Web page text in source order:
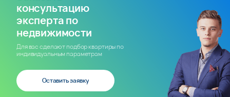
консультацию
эксперта по
недвижимости
Для вас сделают подбор квартиры по
индивидуальным параметрам
Оставить заявку